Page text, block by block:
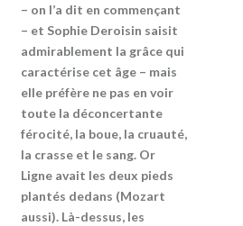
– on l’a dit en commençant
– et Sophie Deroisin saisit
admirablement la grâce qui
caractérise cet âge – mais
elle préfère ne pas en voir
toute la déconcertante
férocité, la boue, la cruauté,
la crasse et le sang. Or
Ligne avait les deux pieds
plantés dedans (Mozart
aussi). Là-dessus, les